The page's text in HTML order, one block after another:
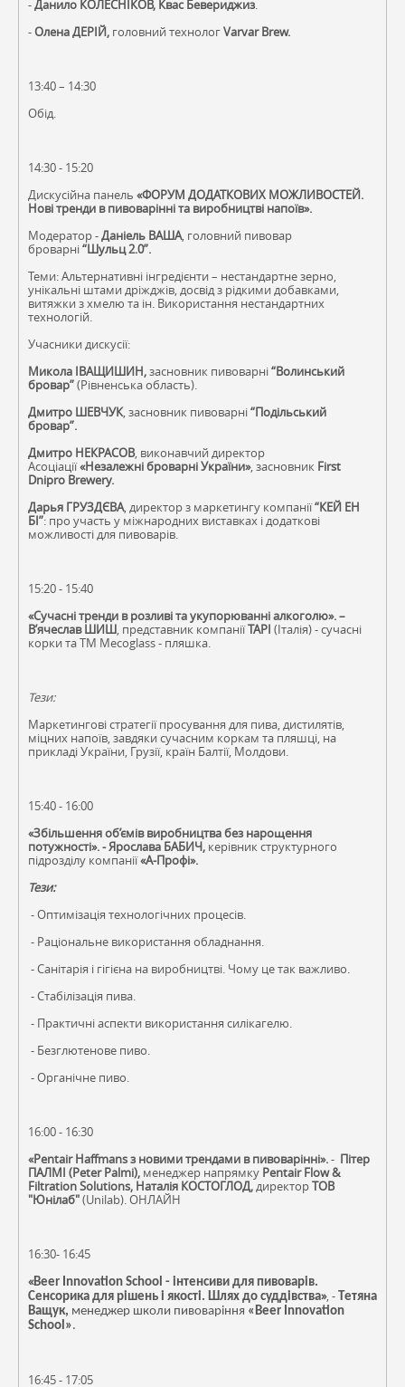
-Данило КОЛЕСНІКОВ, Квас Бевериджиз.
-Олена ДЕРІЙ, головний технологVarvar Brew.
13:40 – 14:30
Обід.
14:30 - 15:20
Дискусійна панель «ФОРУМ ДОДАТКОВИХ МОЖЛИВОСТЕЙ.
Нові тренди в пивоварінні та виробництві напоїв».
Модератор -Даніель ВАША, головний пивовар
броварні“Шульц 2.0”.
Теми: Альтернативні інгредієнти – нестандартне зерно,
унікальні штами дріжджів, досвід з рідкими добавками,
витяжки з хмелю та ін. Використання нестандартних
технологій.
Учасники дискусії:
Микола ІВАЩИШИН,засновник пивоварні“Волинський
бровар”(Рівненська область).
Дмитро ШЕВЧУК, засновник пивоварні“Подільський
бровар”.
Дмитро НЕКРАСОВ, виконавчий директор
Асоціації«Незалежні броварні України», засновник First
Dnipro Brewery.
Дарья ГРУЗДЄВА, директор з маркетингу компанії“КЕЙ ЕН
БІ”: про участь у міжнародних виставках і додаткові
можливості для пивоварів.
15:20 - 15:40
«Сучасні тренди в розливі та укупорюванні алкоголю». –
В’ячеслав ШИШ, представник компаніїTAPI (Італія) - сучасні
корки та TM Mecoglass - пляшка.
Тези:
Маркетингові стратегії просування для пива, дистилятів,
міцних напоїв, завдяки сучасним коркам та пляшці, на
прикладі України, Грузії, країн Балтії, Молдови.
15:40 - 16:00
«Збільшення об’ємів виробництва без нарощення
потужності». - Ярослава БАБИЧ, керівник структурного
підрозділу компанії«А-Профі».
Тези:
- Оптимізація технологічних процесів.
- Раціональне використання обладнання.
- Санітарія і гігієна на виробництві. Чому це так важливо.
- Стабілізація пива.
- Практичні аспекти використання силікагелю.
- Безглютенове пиво.
- Органічне пиво.
16:00 - 16:30
«Pentair Haffmans з новими трендами в пивоварінні».- Пітер
ПАЛМІ (Peter Palmi), менеджер напрямку Pentair Flow &
Filtration Solutions, Наталія КОСТОГЛОД,директорТОВ
"Юнілаб"(Unilab). ОНЛАЙН
16:30- 16:45
«Beer Innovation School - інтенсиви для пивоварів.
Сенсорика для рішень і якості. Шлях до суддівства», -
етяна
Ващук, менеджер школи пивоваріння «Beer Innovation
School».
16:45 - 17:05